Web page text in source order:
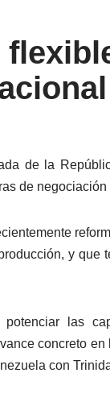
de la
de
y
las
concreto
con